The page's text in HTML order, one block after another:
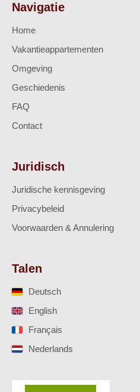
Navigatie
Home
Vakantieappartementen
Omgeving
Geschiedenis
FAQ
Contact
Juridisch
Juridische kennisgeving
Privacybeleid
Voorwaarden & Annulering
Talen
Deutsch
English
Français
Nederlands